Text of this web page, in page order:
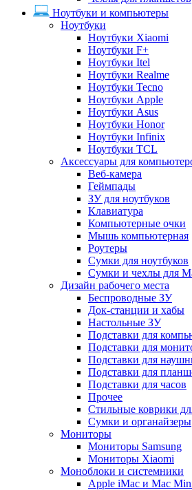
Ноутбуки и компьютеры
Ноутбуки
Ноутбуки Xiaomi
Ноутбуки F+
Ноутбуки Itel
Ноутбуки Realme
Ноутбуки Tecno
Ноутбуки Apple
Ноутбуки Asus
Ноутбуки Honor
Ноутбуки Infinix
Ноутбуки TCL
Аксессуары для
Веб-камера
Геймпады
ЗУ для ноутбуков
Клавиатура
Компьютерные очки
Мышь компьютерная
Роутеры
Сумки для ноутбуков
Сумки и чехлы для
Дизайн рабочего места
Беспроводные ЗУ
Док-станции и хабы
Настольные ЗУ
Подставки для
Подставки для
Подставки для
Подставки для
Подставки для часов
Прочее
Стильные коврики
Сумки и органайзеры
Мониторы
Мониторы Samsung
Мониторы Xiaomi
Моноблоки и системники
Apple iMac и Mac